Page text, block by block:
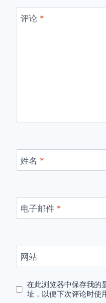
评论 *
姓名 *
电子邮件 *
网站
在此浏览器中保存我的
址，以便下次评论时使